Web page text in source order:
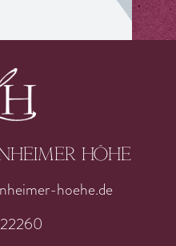
höhe
hoehe.de